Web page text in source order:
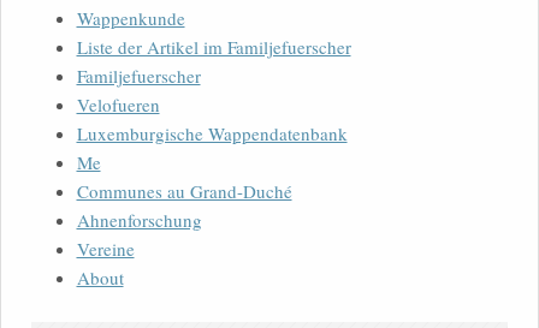
Wappenkunde
Liste der Artikel im Familjefuerscher
Familjefuerscher
Velofueren
Luxemburgische Wappendatenbank
Me
Communes au Grand-Duché
Ahnenforschung
Vereine
About